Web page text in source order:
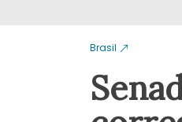
Brasil